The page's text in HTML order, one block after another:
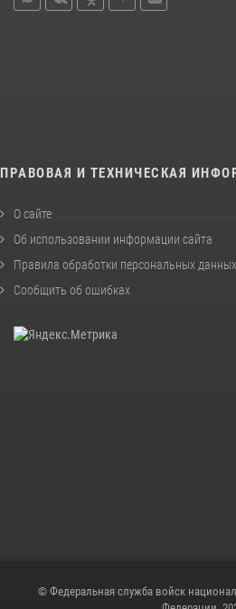
ПРАВОВАЯ И ТЕХНИЧЕСКАЯ
О сайте
Об использовании информации сайта
Правила обработки персональных данных
Сообщить об ошибках
© Федеральная служба войск